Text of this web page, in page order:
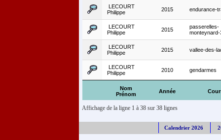
Nom
Prénom
Année
LECOURT
Philippe
2015 endurance-
LECOURT
Philippe
2015
passerelles-
LECOURT
Philippe
2015 vallee-des-
LECOURT
Philippe
2010 gendarmes
Affichage de la ligne 1 à 38 sur 38 lignes
Calendrier 2026